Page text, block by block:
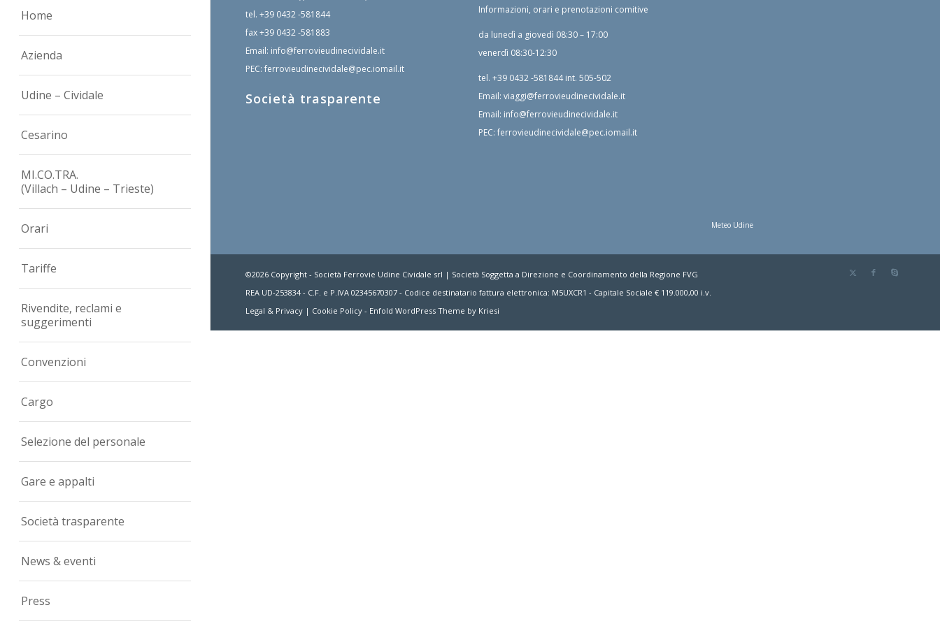
Home
Azienda
Udine – Cividale
Cesarino
MI.CO.TRA.
(Villach – Udine – Trieste)
Orari
Tariffe
Rivendite, reclami e
suggerimenti
Convenzioni
Cargo
Selezione del personale
Gare e appalti
Società trasparente
News & eventi
Press
tel. +39 0432 -581844
fax+39 0432 -581883
Email: info@ferrovieudinecividale.it
PEC: ferrovieudinecividale@pec.iomail.it
Società trasparente
Informazioni, orari e prenotazioni comitive
da lunedì a giovedì 08:30 – 17:00
venerdì 08:30-12:30
tel.+39 0432 -581844int. 505-502
Email:viaggi@ferrovieudinecividale.it
Email: info@ferrovieudinecividale.it
PEC:ferrovieudinecividale@pec.iomail.it
Meteo Udine
©2026 Copyright - Società Ferrovie Udine Cividale srl | Società Soggetta a Direzione e Coordinamento della Regione FVG
REA UD-253834 - C.F. e P.IVA 02345670307 - Codice destinatario fattura elettronica: M5UXCR1 - Capitale Sociale € 119.000,00 i.v.
Legal & Privacy | Cookie Policy - Enfold WordPress Theme by Kriesi